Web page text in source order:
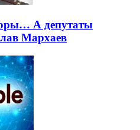
А депутаты
Мархаев